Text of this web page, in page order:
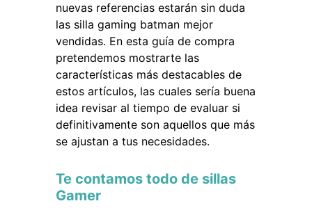
nuevas referencias estarán sin duda
las silla gaming batman mejor
vendidas. En esta guía de compra
pretendemos mostrarte las
características más destacables de
estos artículos, las cuales sería buena
idea revisar al tiempo de evaluar si
definitivamente son aquellos que más
se ajustan a tus necesidades.
Te contamos todo de sillas
Gamer